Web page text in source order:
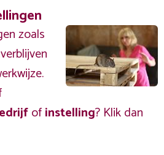
zoals
ofinstelling? Klik dan